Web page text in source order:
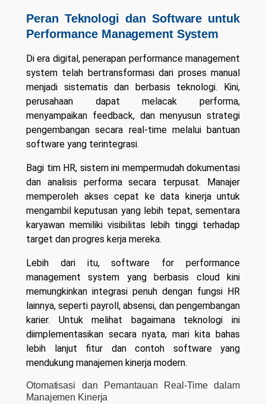
Peran Teknologi dan Software untuk
Performance Management System
Di era digital, penerapan performance management
system telah bertransformasi dari proses manual
menjadi sistematis dan berbasis teknologi. Kini,
perusahaan dapat melacak performa,
menyampaikan feedback, dan menyusun strategi
pengembangan secara real-time melalui bantuan
software yang terintegrasi.
Bagi tim HR, sistem ini mempermudah dokumentasi
dan analisis performa secara terpusat. Manajer
memperoleh akses cepat ke data kinerja untuk
mengambil keputusan yang lebih tepat, sementara
karyawan memiliki visibilitas lebih tinggi terhadap
target dan progres kerja mereka.
Lebih dari itu, software for performance
management system yang berbasis cloud kini
memungkinkan integrasi penuh dengan fungsi HR
lainnya, seperti payroll, absensi, dan pengembangan
karier. Untuk melihat bagaimana teknologi ini
diimplementasikan secara nyata, mari kita bahas
lebih lanjut fitur dan contoh software yang
mendukung manajemen kinerja modern.
Otomatisasi dan Pemantauan Real-Time dalam
Manajemen Kinerja